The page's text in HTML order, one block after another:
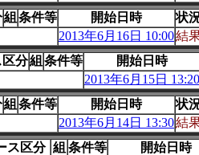
組 条件等 開始日時
状
2013年6月16日 10:00結
区分組 条件等
開始日時
2013年6月15日 13:20
組 条件等 開始日時
状
2013年6月14日 13:30結
ス区分 組 条件等
開始日時